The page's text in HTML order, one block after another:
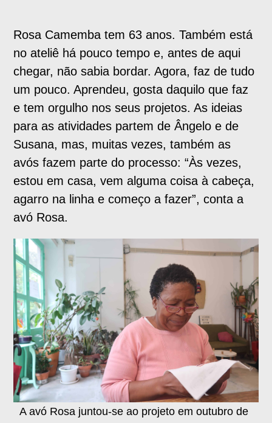
Rosa Camemba tem 63 anos. Também está
no ateliê há pouco tempo e, antes de aqui
chegar, não sabia bordar. Agora, faz de tudo
um pouco. Aprendeu, gosta daquilo que faz
e tem orgulho nos seus projetos. As ideias
para as atividades partem de Ângelo e de
Susana, mas, muitas vezes, também as
avós fazem parte do processo: “Às vezes,
estou em casa, vem alguma coisa à cabeça,
agarro na linha e começo a fazer”, conta a
avó Rosa.
A avó Rosa juntou-se ao projeto em outubro de